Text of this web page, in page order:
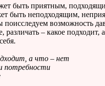
быть приятным,
быть неподходящим,
поисследуем возможность
различать – какое подходит,
а что – нет
потребности